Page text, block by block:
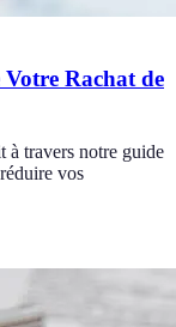
Rachat de
à travers notre guide
vos